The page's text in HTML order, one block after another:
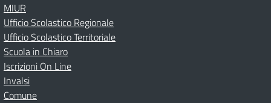
MIUR
Ufficio Scolastico Regionale
Ufficio Scolastico Territoriale
Scuola in Chiaro
Iscrizioni On Line
Invalsi
Comune